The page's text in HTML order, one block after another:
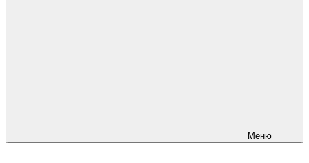
Меню